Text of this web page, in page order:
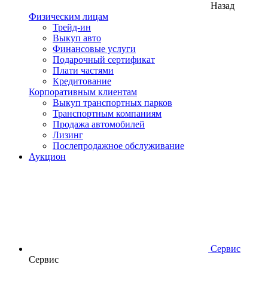
Назад
Физическим лицам
Трейд-ин
Выкуп авто
Финансовые услуги
Подарочный сертификат
Плати частями
Кредитование
Корпоративным клиентам
Выкуп транспортных парков
Транспортным компаниям
Продажа автомобилей
Лизинг
Послепродажное обслуживание
Аукцион
Сервис
Сервис